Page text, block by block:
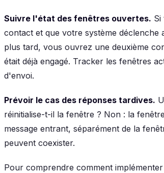
Suivre l'état des fenêtres ouvertes. Si
contact et que votre système déclenche
plus tard, vous ouvrez une deuxième
était déjà engagé. Tracker les fenêtres
d'envoi.
Prévoir le cas des réponses tardives.
réinitialise-t-il la fenêtre ? Non : la
message entrant, séparément de la
peuvent coexister.
Pour comprendre comment